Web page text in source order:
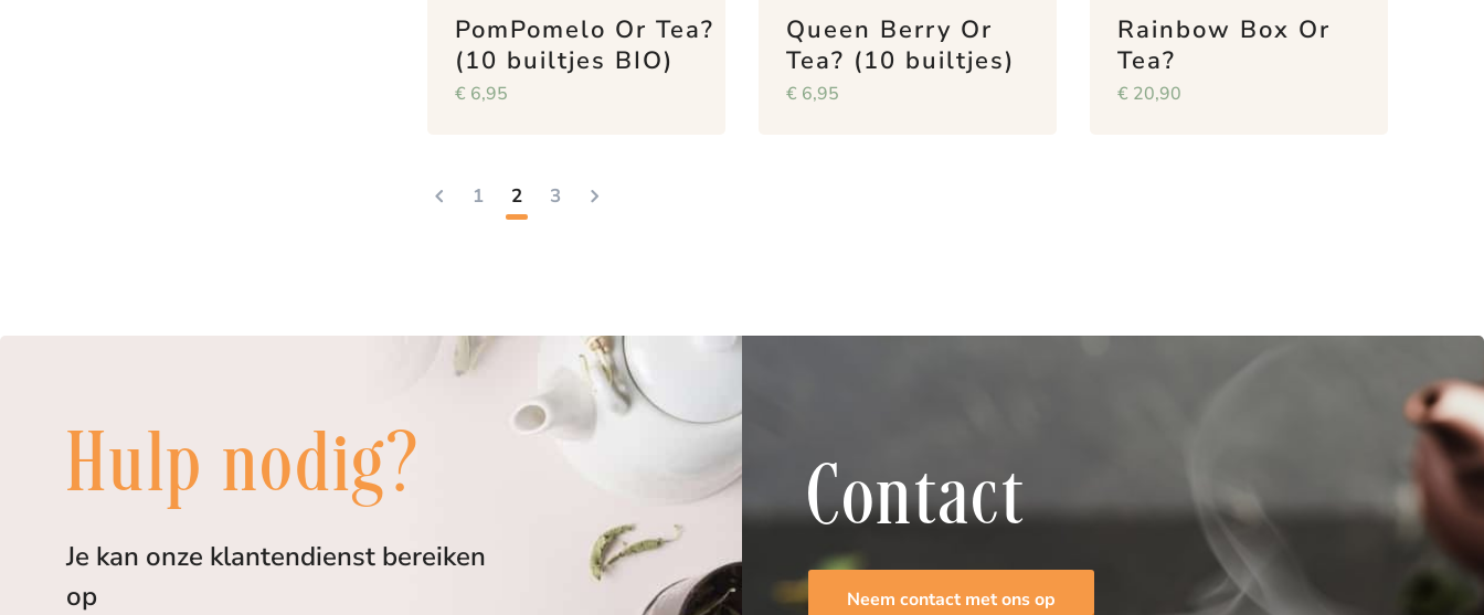
PomPomelo Or Tea?
(10 builtjes BIO)
€ 6,95
Queen Berry Or
Tea? (10 builtjes)
€ 6,95
Rainbow Box Or
Tea?
€ 20,90
1 2 3
Hulp nodig?
Je kan onze klantendienst bereiken
op
Contact
Neem contact met ons op